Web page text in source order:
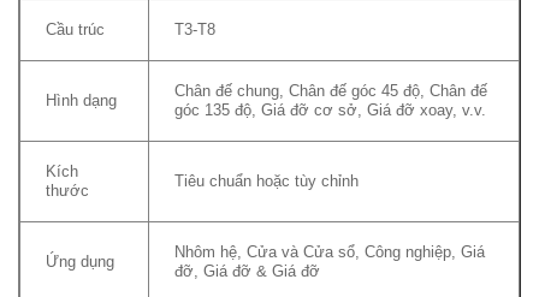
Cầu trúc T3-T8
Hình dạng
Chân đế chung, Chân đế góc 45 độ, Chân đế
góc 135 độ, Giá đỡ cơ sở, Giá đỡ xoay, v.v.
Kích
thước
Tiêu chuẩn hoặc tùy chỉnh
Ứng dụng
Nhôm hệ, Cửa và Cửa sổ, Công nghiệp, Giá
đỡ, Giá đỡ & Giá đỡ